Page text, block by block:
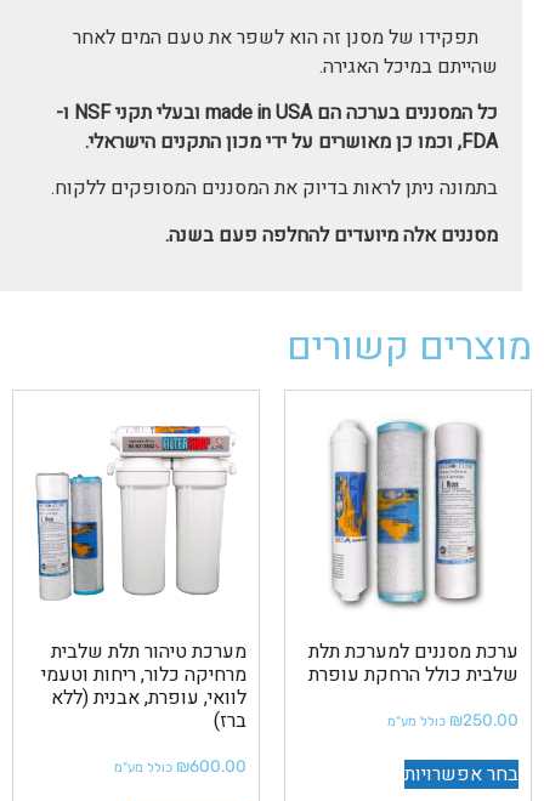
תפקידו של מסנן זה הוא לשפר את טעם המים לאחר
שהייתם במיכל האגירה.
כל המסננים בערכה הם made in USA ובעלי תקני NSF ו-
FDA, וכמו כן מאושרים על ידי מכון התקנים הישראלי.
בתמונה ניתן לראות בדיוק את המסננים המסופקים ללקוח.
מסננים אלה מיועדים להחלפה פעם בשנה.
מוצרים קשורים
ערכת מסננים למערכת תלת
שלבית כולל הרחקת עופרת
₪250.00 כולל מע"מ
בחר אפשרויות
מערכת טיהור תלת שלבית
מרחיקה כלור, ריחות וטעמי
לוואי, עופרת, אבנית (ללא
ברז)
₪600.00 כולל מע"מ